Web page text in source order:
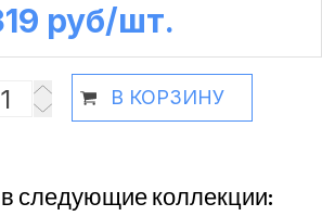
руб /шт.
В КОРЗИНУ
следующие коллекции: